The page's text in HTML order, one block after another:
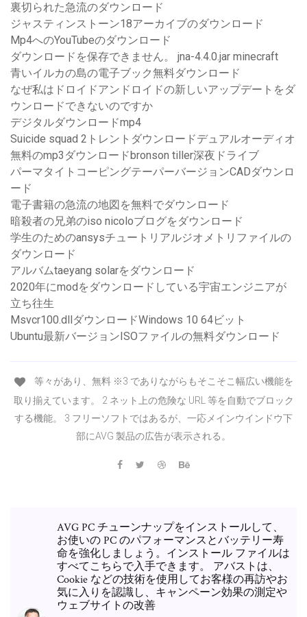
裏切られた急流のダウンロード
ジャスティンストーン18アーカイブのダウンロード
Mp4へのYouTubeのダウンロード
ダウンロードを保存できません。 jna-4.4.0.jar minecraft
青いイルカの島の電子ブック無料ダウンロード
なぜ私はドロイドアンドロイドの新しいアップデートをダ
ウンロードできないのですか
デジタルダウンロードmp4
Suicide squad 2トレントダウンロードデュアルオーディオ
無料のmp3ダウンロードbronson tiller深夜ドライブ
パーマタイトコーピングテーパーバージョンCADダウンロ
ード
電子書籍の急流の地図を無料でダウンロード
暗殺者の兄弟のiso nicoloブログをダウンロード
学生のためのansysチュートリアルジオメトリファイルの
ダウンロード
アルバムtaeyang solarをダウンロード
2020年にmodをダウンロードしている宇宙エンジニアが
立ち往生
Msvcr100.dllダウンロードWindows 10 64ビット
Ubuntu最新バージョンISOファイルの無料ダウンロード
等々があり、無料 ※3 でありながらもそこそこ幅広い機能を
取り揃えています。 2 ネット上の危険な URL 等を自動でブロック
する機能。 3 フリーソフトではあるが、一応メインウインドウ下
部にAVG 製品の広告が表示される。
AVG PC チューンナップをインストールして、
お使いの PC のパフォーマンスとバッテリー寿
命を強化しましょう。インストール ファイルは
すべてこちらで入手できます。 アバストは、
Cookie などの技術を使用してお客様の再訪やお
気に入りを認識し、キャンペーン効果の測定や
ウェブサイトの改善